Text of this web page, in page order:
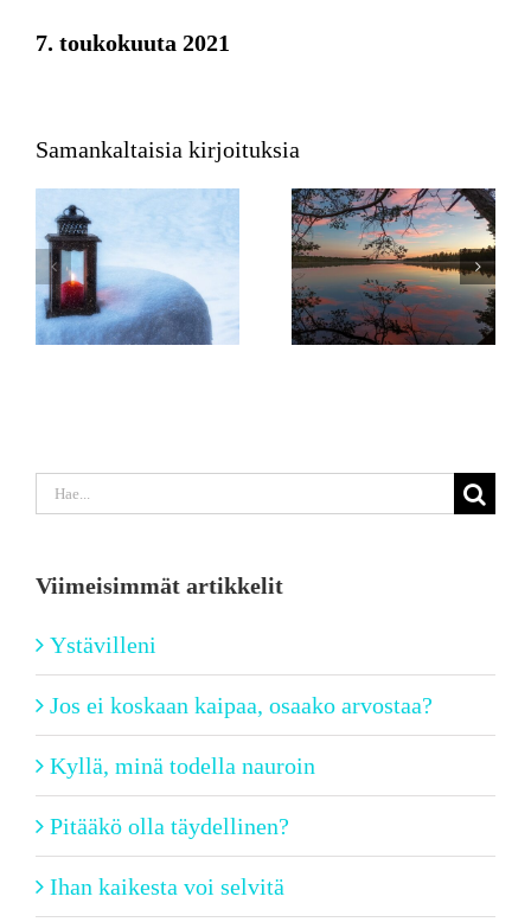
7. toukokuuta 2021
Samankaltaisia kirjoituksia
Etsi
Viimeisimmät artikkelit
Ystävilleni
Jos ei koskaan kaipaa, osaako arvostaa?
Kyllä, minä todella nauroin
Pitääkö olla täydellinen?
Ihan kaikesta voi selvitä